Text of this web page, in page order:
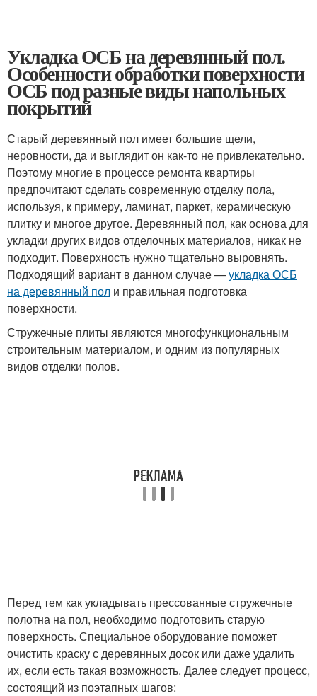
Укладка ОСБ на деревянный пол.
Особенности обработки поверхности
ОСБ под разные виды напольных
покрытий
Старый деревянный пол имеет большие щели,
неровности, да и выглядит он как-то не привлекательно.
Поэтому многие в процессе ремонта квартиры
предпочитают сделать современную отделку пола,
используя, к примеру, ламинат, паркет, керамическую
плитку и многое другое. Деревянный пол, как основа для
укладки других видов отделочных материалов, никак не
подходит. Поверхность нужно тщательно выровнять.
Подходящий вариант в данном случае —укладка ОСБ
на деревянный пол и правильная подготовка
поверхности.
Стружечные плиты являются многофункциональным
строительным материалом, и одним из популярных
видов отделки полов.
Перед тем как укладывать прессованные стружечные
полотна на пол, необходимо подготовить старую
поверхность. Специальное оборудование поможет
очистить краску с деревянных досок или даже удалить
их, если есть такая возможность. Далее следует процесс,
состоящий из поэтапных шагов: